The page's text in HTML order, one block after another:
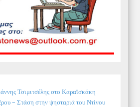
Τσιμιτσέλης στο Καραϊσκάκη
– Στάση στην ψησταριά του Ντίνου